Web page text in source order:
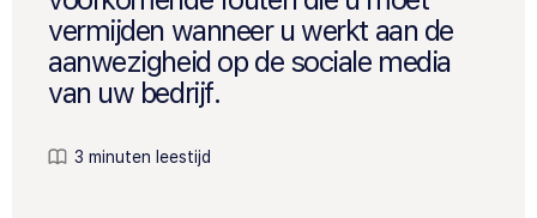
vermijden wanneer u werkt aan de
aanwezigheid op de sociale media
van uw bedrijf.
3 minuten leestijd